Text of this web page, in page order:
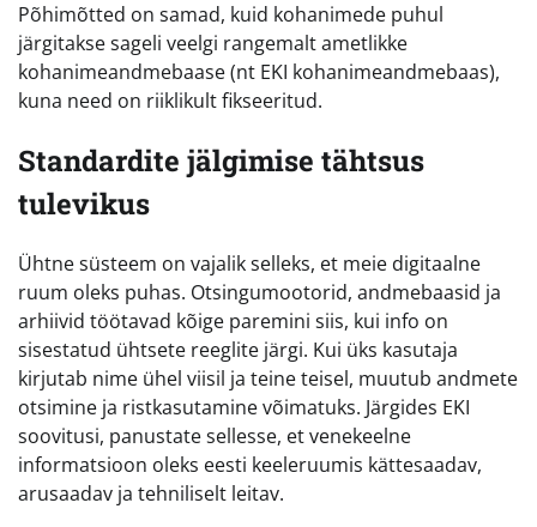
Põhimõtted on samad, kuid kohanimede puhul
järgitakse sageli veelgi rangemalt ametlikke
kohanimeandmebaase (nt EKI kohanimeandmebaas),
kuna need on riiklikult fikseeritud.
Standardite jälgimise tähtsus
tulevikus
Ühtne süsteem on vajalik selleks, et meie digitaalne
ruum oleks puhas. Otsingumootorid, andmebaasid ja
arhiivid töötavad kõige paremini siis, kui info on
sisestatud ühtsete reeglite järgi. Kui üks kasutaja
kirjutab nime ühel viisil ja teine teisel, muutub andmete
otsimine ja ristkasutamine võimatuks. Järgides EKI
soovitusi, panustate sellesse, et venekeelne
informatsioon oleks eesti keeleruumis kättesaadav,
arusaadav ja tehniliselt leitav.